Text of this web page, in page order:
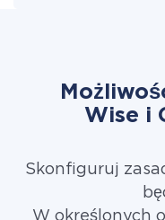
Wise i
Skonfiguruj
W określonych